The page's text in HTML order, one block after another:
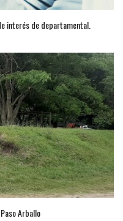
interés de departamental.
Arballo